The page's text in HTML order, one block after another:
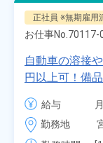
正社員 ※無期雇用
お仕事No. 70117-
自動車の溶接
円以上可！備
社負担★人気
車・バイク通
応募OK★《宮
給与
勤務地